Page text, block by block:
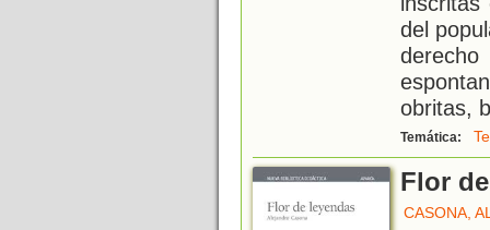
del
obritas,
Temática:
Flor
CASONA,